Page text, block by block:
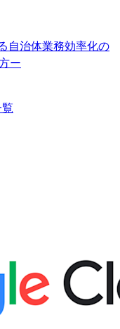
自治体業務効率化の
ー